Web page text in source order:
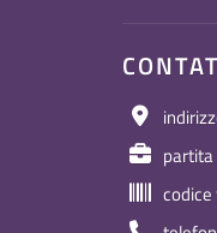
partita